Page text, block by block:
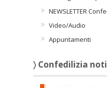
NEWSLETTER
Video/Audio
Appuntamenti
〉 Confedilizia